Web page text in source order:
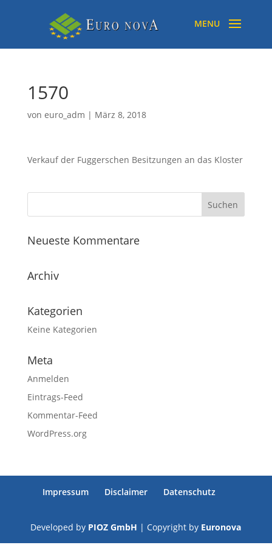
1570
von euro_adm | März 8, 2018
Verkauf der Fuggerschen Besitzungen an das Kloster
Neueste Kommentare
Archiv
Kategorien
Keine Kategorien
Meta
Anmelden
Eintrags-Feed
Kommentar-Feed
WordPress.org
Impressum Disclaimer Datenschutz
Developed by PIOZ GmbH | Copyright by Euronova